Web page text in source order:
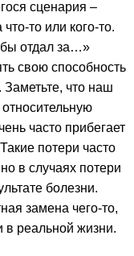
сценария –
то или кого-то.
отдал за…»
свою способность
Заметьте, что наш
часто прибегает
потери часто
в случаях потери
болезни.
замена чего-то,
в реальной жизни.